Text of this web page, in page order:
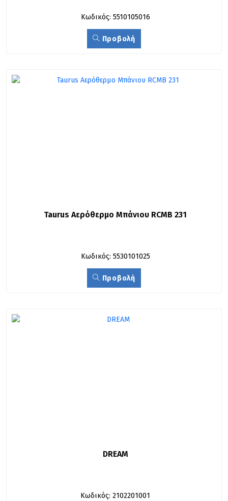
Κωδικός: 5510105016
Προβολή
Taurus Αερόθερμο Μπάνιου RCMB 231
Κωδικός: 5530101025
Προβολή
DREAM
Κωδικός: 2102201001